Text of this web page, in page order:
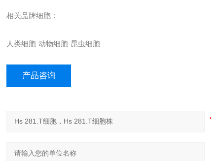
相关品牌细胞：
人类细胞 动物细胞 昆虫细胞
产品咨询